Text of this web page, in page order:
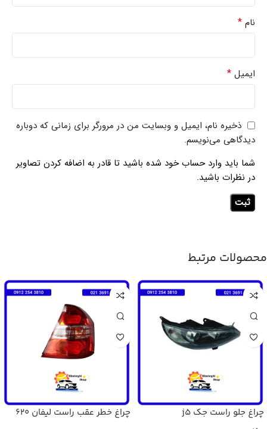
نام *
ایمیل *
ذخیره نام، ایمیل و وبسایت من در مرورگر برای زمانی که دوباره
دیدگاهی می‌نویسم.
شما باید وارد حساب خود شده باشید تا قادر به اضافه کردن تصاویر
در نظرات باشید.
محصولات مرتبط
چراغ جلو راست جک j5 چراغ خطر عقب راست لیفان 620